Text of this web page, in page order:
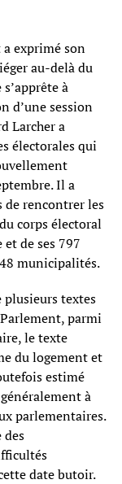
exprimé son
au-delà du
à
d’une session
Larcher a
électorales qui
Il a
de rencontrer les
corps électoral
de ses 797
municipalités.
plusieurs textes
parmi
le texte
du logement et
estimé
à
parlementaires.
des
date butoir.